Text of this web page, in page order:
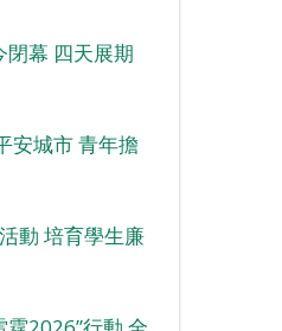
幕 四天展期
安城市 青年擔
動 培育學生廉